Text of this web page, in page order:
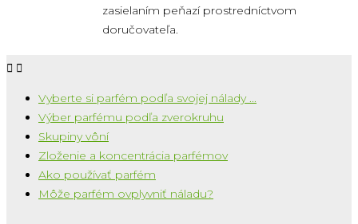
zasielaním peňazí prostredníctvom
doručovateľa.
 
Vyberte si parfém podľa svojej nálady ...
Výber parfému podľa zverokruhu
Skupiny vôní
Zloženie a koncentrácia parfémov
Ako používať parfém
Môže parfém ovplyvniť náladu?